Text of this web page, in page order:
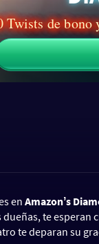
Twists de
en Amazonʼs
te
te deparan su